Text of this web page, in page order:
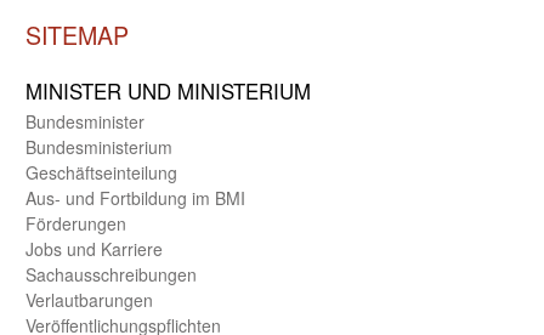
SITEMAP
MINISTER UND MINIST­ERIUM
Bundes­minister
Bundes­ministerium
Geschäfts­einteilung
Aus- und Fortbildung im BMI
Förderungen
Jobs und Karriere
Sachaus­schreibungen
Verlautbarungen
Veröffentlichungspflichten